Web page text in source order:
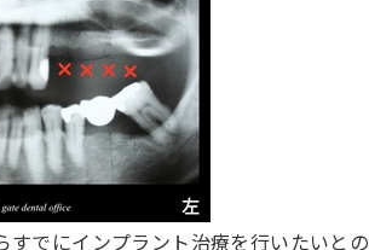
すでにインプラント治療を行いたいと